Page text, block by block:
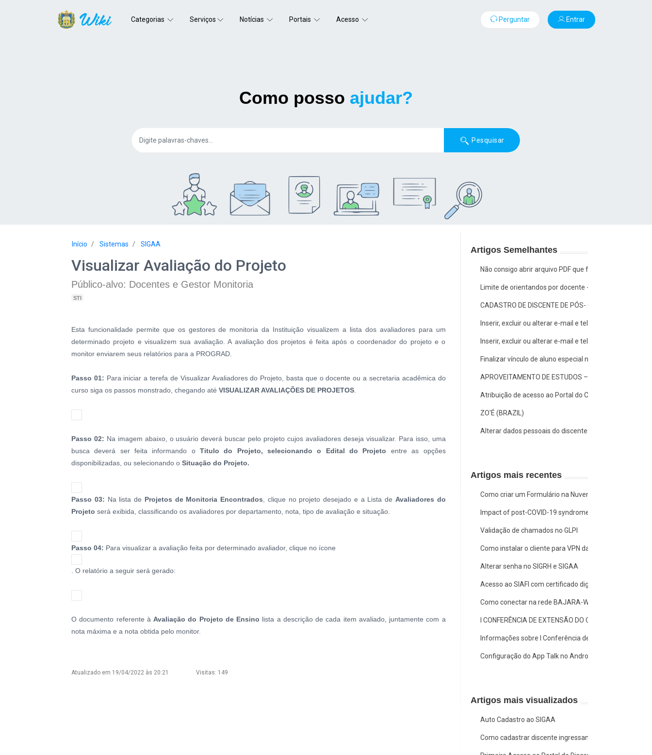
Categorias Serviços Notícias Portais Acesso Perguntar Entrar
Como posso ajudar?
Pesquisar
Início Sistemas SIGAA
Visualizar Avaliação do Projeto
Público-alvo: Docentes e Gestor Monitoria
STI
Esta funcionalidade permite que os gestores de monitoria da Instituição visualizem a lista dos avaliadores para um
determinado projeto e visualizem sua avaliação. A avaliação dos projetos é feita após o coordenador do projeto e o
monitor enviarem seus relatórios para a PROGRAD.
Passo 01: Para iniciar a terefa de Visualizar Avaliadores do Projeto, basta que o docente ou a secretaria acadêmica do
curso siga os passos monstrado, chegando até VISUALIZAR AVALIAÇÕES DE PROJETOS
Passo 02: Na imagem abaixo, o usuário deverá buscar pelo projeto cujos avaliadores deseja visualizar. Para isso, uma
busca deverá ser feita informando oTitulo do Projeto, selecionando o Edital do Projeto entre as opções
disponibilizadas, ou selecionando o Situação do Projeto.
Passo 03: Na lista de Projetos de Monitoria Encontrados , clique no projeto desejado e a Lista de Avaliadores do
Projeto será exibida, classificando os avaliadores por departamento, nota, tipo de avaliação e situação.
Passo 04: Para visualizar a avaliação feita por determinado avaliador, clique no ícone
. O relatório a seguir será gerado:
O documento referente à Avaliação do Projeto de Ensino lista a descrição de cada item avaliado, juntamente com a
nota máxima e a nota obtida pelo monitor.
Atualizado em 19/04/2022 às 20:21 Visitas: 149
Artigos Semelhantes
Não consigo abrir arquivo PDF que foi anexado no
Limite de orientandos por docente - Stricto Sensu
CADASTRO DE DISCENTE DE PÓS- GRADUAÇÃO:
Inserir, excluir ou alterar e-mail e telefones de contato
Inserir, excluir ou alterar e-mail e telefones de contatos
Finalizar vínculo de aluno especial na Pós-graduação
APROVEITAMENTO DE ESTUDOS – Carga Horária,
Atribuição de acesso ao Portal do Coordenador
ZO'É (BRAZIL)
Alterar dados pessoais do discente de Pós-graduação
Artigos mais recentes
Como criar um Formulário na Nuvem
Impact of post-COVID-19 syndrome on quality of life
Validação de chamados no GLPI
Como instalar o cliente para VPN da Ufopa no Windows
Alterar senha no SIGRH e SIGAA
Acesso ao SIAFI com certificado digital em nuvem
Como conectar na rede BAJARA-WIFI
I CONFERÊNCIA DE EXTENSÃO DO OESTE DO PARÁ
Informações sobre I Conferência de Extensão do Oeste
Configuração do App Talk no Android e iOS
Artigos mais visualizados
Auto Cadastro ao SIGAA
Como cadastrar discente ingressante de Graduação